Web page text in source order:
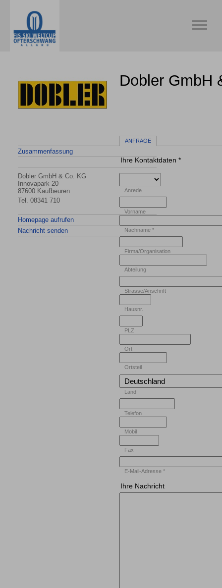
Dobler GmbH
Zusammenfassung
Dobler GmbH & Co. KG
Innovapark 20
87600 Kaufbeuren
Tel.08341 710
Homepage aufrufen
Nachricht senden
ANFRAGE
Ihre Kontaktdaten *
Anrede
Vorname
Nachname*
Firma/Organisation
Abteilung
Strasse/Anschrift
Hausnr.
PLZ
Ort
Ortsteil
Land
Telefon
Mobil
Fax
E-Mail-Adresse*
Ihre Nachricht